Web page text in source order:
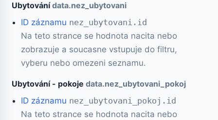
Ubytovánídata.nez_ubytovani
ID záznamu nez_ubytovani.id
Na teto strance se hodnota nacita nebo
zobrazuje a soucasne vstupuje do filtru,
vyberu nebo omezeni seznamu.
Ubytování - pokoje data.nez_ubytovani_pokoj
ID záznamu nez_ubytovani_pokoj.id
Na teto strance se hodnota nacita nebo